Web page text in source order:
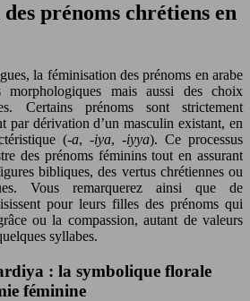
prénoms chrétiens en
la féminisation des prénoms en arabe
morphologiques mais aussi des choix
Certains prénoms sont strictement
par dérivation d’un masculin existant, en
(-a, -iya, -iyya). Ce processus
des prénoms féminins tout en assurant
bibliques, des vertus chrétiennes ou
Vous remarquerez ainsi que de
pour leurs filles des prénoms qui
ou la compassion, autant de valeurs
syllabes.
: la symbolique florale
féminine